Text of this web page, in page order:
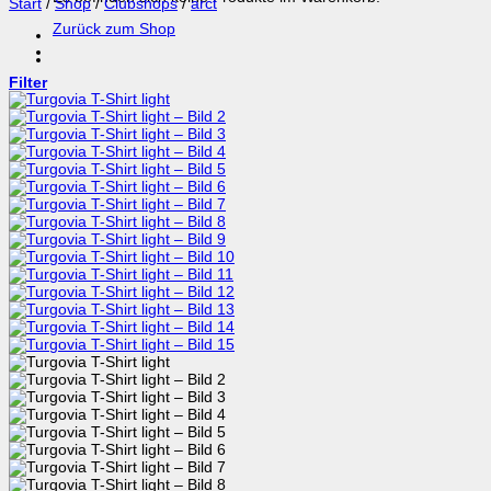
Zurück zum Shop
Start / Shop / Clubshops / arct
Filter